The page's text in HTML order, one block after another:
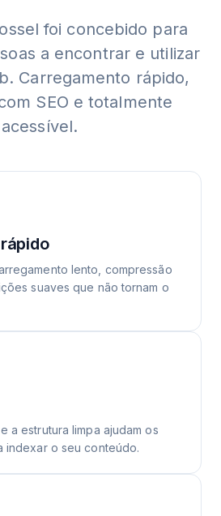
foi concebido para
a encontrar e utilizar
Carregamento rápido,
SEO e totalmente
acessível.
lento, compressão
suaves que não tornam o
a estrutura limpa ajudam os
indexar o seu conteúdo.